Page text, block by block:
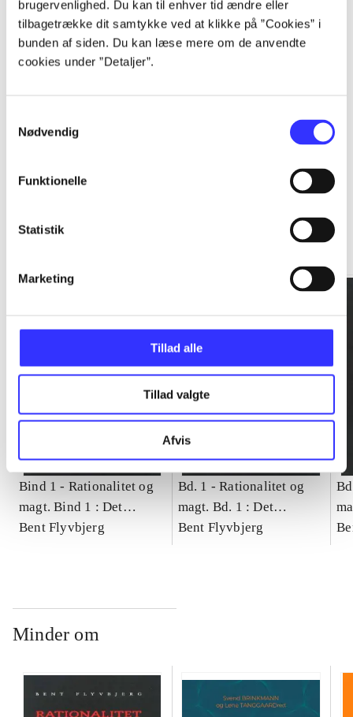
brugervenlighed. Du kan til enhver tid ændre eller
tilbagetrække dit samtykke ved at klikke på ”Cookies” i
bunden af siden. Du kan læse mere om de anvendte
cookies under ”Detaljer”.
Nødvendig
Funktionelle
Statistik
Marketing
Tillad alle
Tillad valgte
Afvis
...
Bind 1 - Rationalitet og
magt. Bind 1 : Det
konkretes videnskab
Bent Flyvbjerg
Bd. 1 -Rationalitet og
magt. Bd. 1 : Det
konkretes videnskab
Bent Flyvbjerg
Minder om